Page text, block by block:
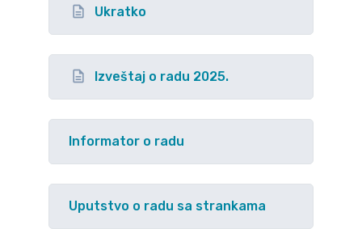
Ukratko
Izveštaj o radu 2025.
Informator o radu
Uputstvo o radu sa strankama